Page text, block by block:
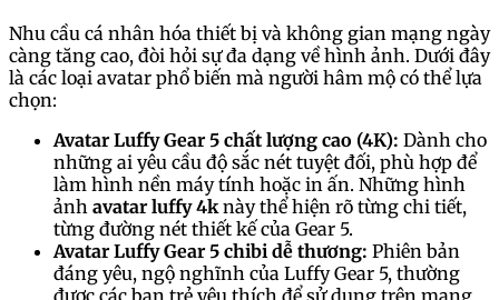
Nhu cầu cá nhân hóa thiết bị và không gian mạng ngày
càng tăng cao, đòi hỏi sự đa dạng về hình ảnh. Dưới đây
là các loại avatar phổ biến mà người hâm mộ có thể lựa
chọn:
Avatar Luffy Gear 5 chất lượng cao (4K): Dành cho
những ai yêu cầu độ sắc nét tuyệt đối, phù hợp để
làm hình nền máy tính hoặc in ấn. Những hình
ảnh avatar luffy 4knày thể hiện rõ từng chi tiết,
từng đường nét thiết kế của Gear 5.
Avatar Luffy Gear 5 chibi dễ thương: Phiên bản
đáng yêu, ngộ nghĩnh của Luffy Gear 5, thường